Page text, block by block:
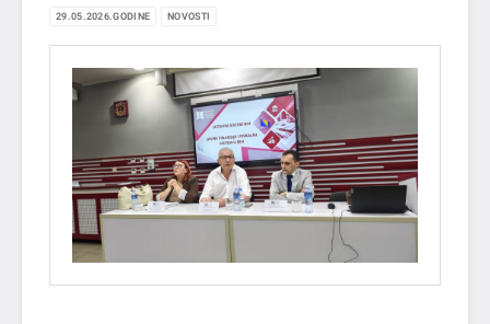
29.05.2026.GODINE NOVOSTI